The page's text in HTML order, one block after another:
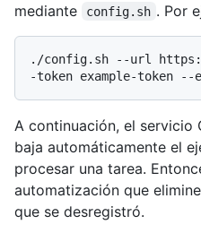
mediante
config.sh . Por
./config.sh --url
A continuación, el servicio
baja automáticamente el
procesar una tarea.
automatización que
que se desregistró.